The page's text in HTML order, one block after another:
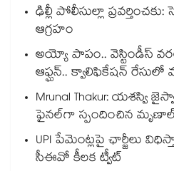
ఢిల్లీ పోలీసుల్లా
ఆగ్రహం
అయ్యో పాపం.. వెస్టిండీస్
ఆఫ్ఘన్.. క్వాలిఫికేషన్ రేసులో
Mrunal Thakur: యశస్వి
ఫైనల్‌గా స్పందించిన
UPI పేమెంట్లపై ఛార్జీలు
సీఈవో కీలక ట్వీట్